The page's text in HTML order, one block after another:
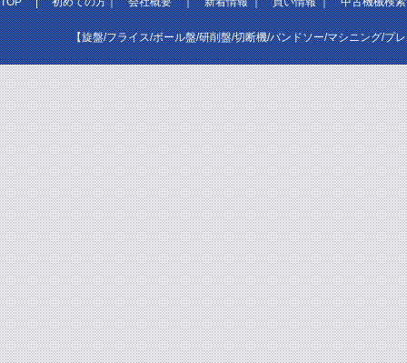
【旋盤/フライス/ボール盤/研削盤/切断機/バンドソー/マシニング/プ